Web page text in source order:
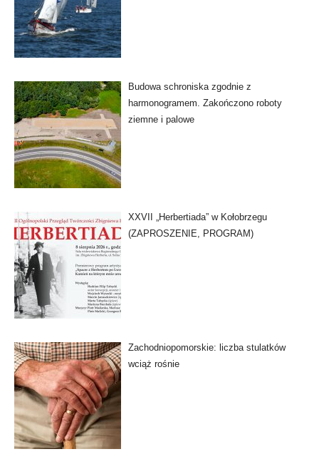
Budowa schroniska zgodnie z
harmonogramem. Zakończono roboty
ziemne i palowe
XXVII „Herbertiada” w Kołobrzegu
(ZAPROSZENIE, PROGRAM)
Zachodniopomorskie: liczba stulatków
wciąż rośnie